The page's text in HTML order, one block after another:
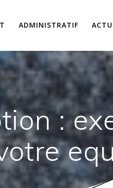
ADMINISTRATIF ACTU
: